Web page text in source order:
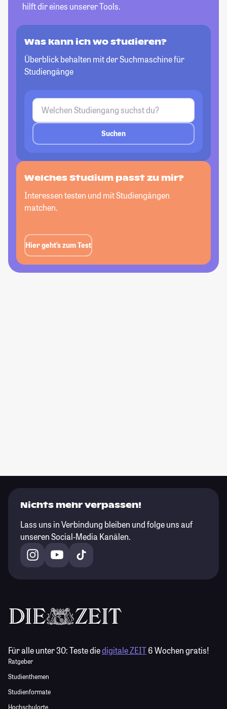
hilft dir eines unserer Tools.
Was kann ich wo studieren?
Überblick behalten mit der Suchmaschine für
Studiengänge
Suchen
Welches Studium passt zu mir?
Interessen testen und mit Studiengängen
matchen.
Hier geht’s zum Test
Nichts mehr verpassen!
Lass uns in Verbindung bleiben und folge uns auf
unseren Social-Media Kanälen.
Für alle unter 30:Teste diedigitale ZEIT6 Wochen gratis!
Ratgeber
Studienthemen
Studienformate
Hochschulorte